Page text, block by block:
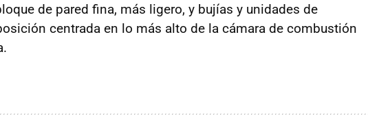
de pared fina, más ligero, y bujías y unidades de
centrada en lo más alto de la cámara de combustión